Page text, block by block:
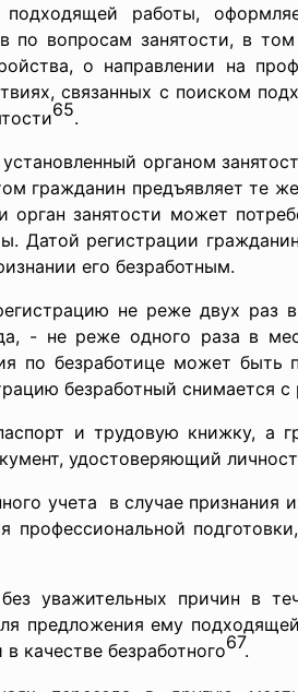
работы,
по вопросам занятости, в
о направлении на
связанных с поиском
65.
органом
гражданин предъявляет те
занятости может
Датой регистрации
его безработным.
не реже двух раз
- не реже одного раза в
по безработице может быть
безработный снимается с
и трудовую книжку, а
удостоверяющий
учета в случае признания
профессиональной
уважительных причин в
предложения ему
качестве безработного67.